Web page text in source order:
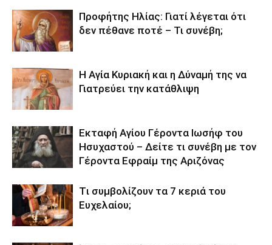
Προφήτης Ηλίας: Γιατί λέγεται ότι
δεν πέθανε ποτέ – Τι συνέβη;
Η Αγία Κυριακή και η Δύναμή της να
Γιατρεύει την κατάθλιψη
Εκταφή Αγίου Γέροντα Ιωσήφ του
Ησυχαστού – Δείτε τι συνέβη με τον
Γέροντα Εφραίμ της Αριζόνας
Tι συμβολίζουν τα 7 κεριά του
Ευχελαίου;